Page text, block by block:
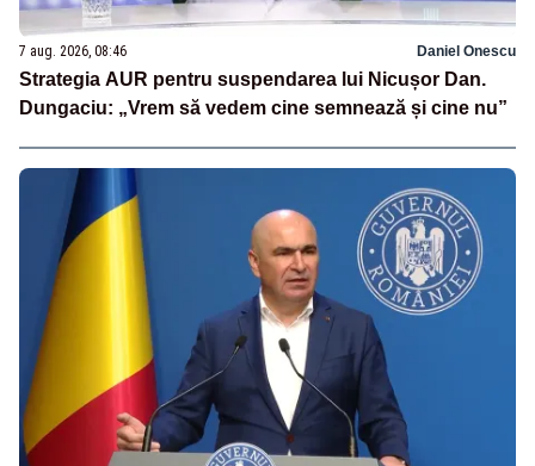
7 aug. 2026, 08:46 Daniel Onescu
Strategia AUR pentru suspendarea lui Nicușor Dan.
Dungaciu: „Vrem să vedem cine semnează și cine nu”